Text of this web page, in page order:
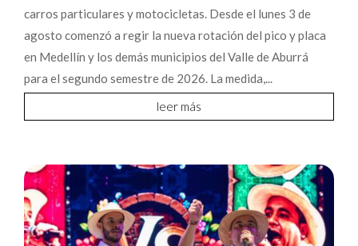
carros particulares y motocicletas. Desde el lunes 3 de
agosto comenzó a regir la nueva rotación del pico y placa
en Medellín y los demás municipios del Valle de Aburrá
para el segundo semestre de 2026. La medida,...
leer más